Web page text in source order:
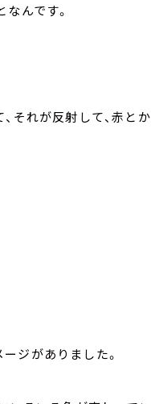
んです。
それが反射して、赤と
ジがありました。